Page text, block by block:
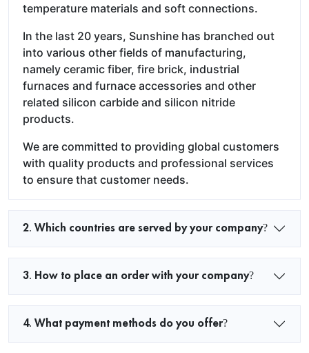
temperature materials and soft connections.
In the last 20 years, Sunshine has branched out
into various other fields of manufacturing,
namely ceramic fiber, fire brick, industrial
furnaces and furnace accessories and other
related silicon carbide and silicon nitride
products.
We are committed to providing global customers
with quality products and professional services
to ensure that customer needs.
2. Which countries are served by your company?
3. How to place an order with your company?
4. What payment methods do you offer?